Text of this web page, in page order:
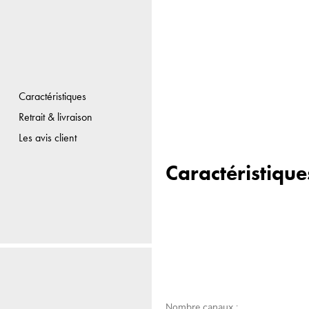
Caractéristiques
Retrait & livraison
Les avis client